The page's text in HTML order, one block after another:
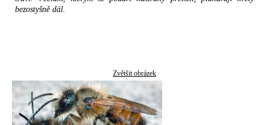
bezostyšně dál.
Zvětšit obrázek